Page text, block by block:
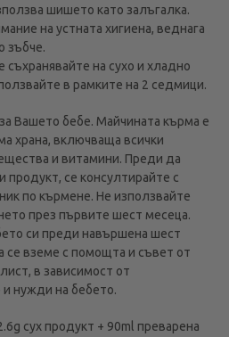
шишето като залъгалка.
на устната хигиена, веднага
зъбче.
на сухо и хладно
в рамките на 2 седмици.
Вашето бебе. Майчината кърма е
храна, включваща всички
и витамини. Преди да
продукт, се консултирайте с
по кърмене. Не използвайте
през първите шест месеца.
си преди навършена шест
се вземе с помощта и съвет от
в зависимост от
нужди на бебето.
сух продукт + 90ml преварена